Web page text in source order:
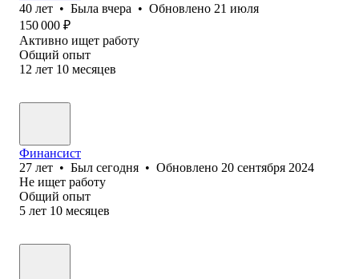
40 лет • Была вчера • Обновлено 21 июля
150 000 ₽
Активно ищет работу
Общий опыт
12 лет 10 месяцев
Финансист
27 лет • Был сегодня • Обновлено 20 сентября 2024
Не ищет работу
Общий опыт
5 лет 10 месяцев